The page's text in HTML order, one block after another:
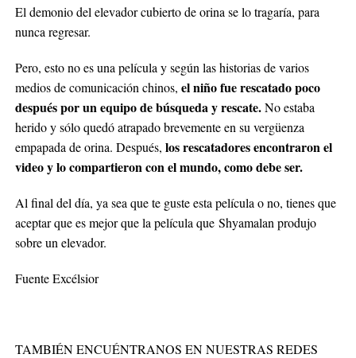
El demonio del elevador cubierto de orina se lo tragaría, para
nunca regresar.
Pero, esto no es una película y según las historias de varios
medios de comunicación chinos, el niño fue rescatado poco
después por un equipo de búsqueda y rescate.No estaba
herido y sólo quedó atrapado brevemente en su vergüenza
empapada de orina. Después, los rescatadores encontraron el
video y lo compartieron con el mundo, como debe ser.
Al final del día, ya sea que te guste esta película o no, tienes que
aceptar que es mejor que la película que Shyamalan produjo
sobre un elevador.
Fuente Excélsior
TAMBIÉN ENCUÉNTRANOS EN NUESTRAS REDES